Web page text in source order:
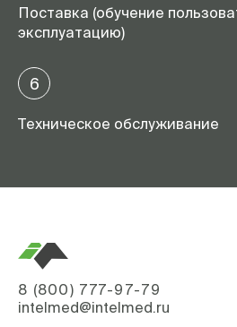
Поставка (обучение
эксплуатацию)
6
Техническое обслуживание
8 (800) 777-97-79
intelmed@intelmed.ru